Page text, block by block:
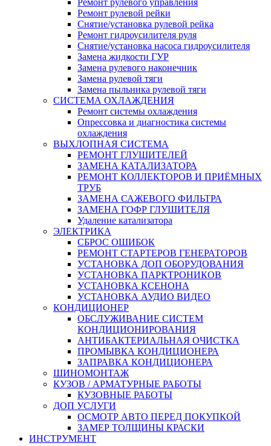
Ремонт рулевой рейки
Снятие/установка рулевой рейка
Ремонт гидроусилителя руля
Снятие/установка насоса гидроусилителя
Замена жидкости ГУР
Замена рулевого наконечник
Замена рулевой тяги
Замена пыльника рулевой тяги
СИСТЕМА ОХЛАЖДЕНИЯ
Ремонт системы охлаждения
Опрессовка и диагностика системы
охлаждения
ВЫХЛОПНАЯ СИСТЕМА
РЕМОНТ ГЛУШИТЕЛЕЙ
ЗАМЕНА КАТАЛИЗАТОРА
РЕМОНТ КОЛЛЕКТОРОВ И ПРИЁМНЫХ
ТРУБ
ЗАМЕНА САЖЕВОГО ФИЛЬТРА
ЗАМЕНА ГОФР ГЛУШИТЕЛЯ
Удаление катализатора
ЭЛЕКТРИКА
СБРОС ОШИБОК
РЕМОНТ СТАРТЕРОВ ГЕНЕРАТОРОВ
УСТАНОВКА ДОП ОБОРУДОВАНИЯ
УСТАНОВКА ПАРКТРОНИКОВ
УСТАНОВКА КСЕНОНА
УСТАНОВКА АУДИО ВИДЕО
КОНДИЦИОНЕР
ОБСЛУЖИВАНИЕ СИСТЕМ
КОНДИЦИОНИРОВАНИЯ
АНТИБАКТЕРИАЛЬНАЯ ОЧИСТКА
ПРОМЫВКА КОНДИЦИОНЕРА
ЗАПРАВКА КОНДИЦИОНЕРА
ШИНОМОНТАЖ
КУЗОВ / АРМАТУРНЫЕ РАБОТЫ
КУЗОВНЫЕ РАБОТЫ
ДОП УСЛУГИ
ОСМОТР АВТО ПЕРЕД ПОКУПКОЙ
ЗАМЕР ТОЛЩИНЫ КРАСКИ
ИНСТРУМЕНТ